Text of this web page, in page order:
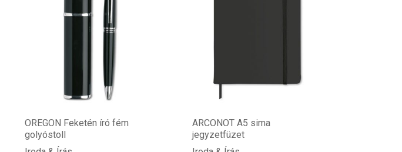
OREGON Feketén író fém
golyóstoll
ARCONOT A5 sima
jegyzetfüzet